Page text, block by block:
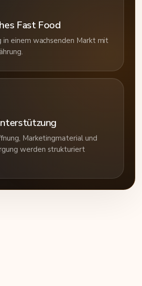
Fast Food
in einem wachsenden Markt mit
Marketingmaterial und
werden strukturiert